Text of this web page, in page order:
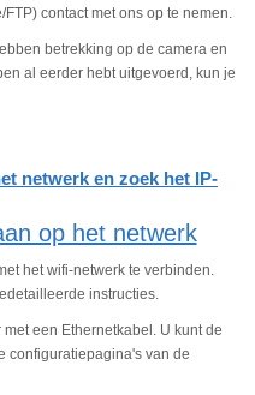
contact met ons op te nemen.
betrekking op de camera en
al eerder hebt uitgevoerd, kun je
netwerk en zoek het IP-
op het netwerk
het wifi-netwerk te verbinden.
instructies.
een Ethernetkabel. U kunt de
configuratiepagina's van de